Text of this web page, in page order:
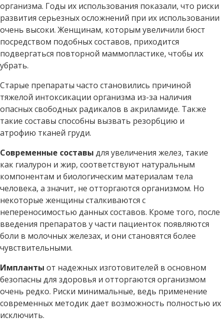
организма. Годы их использования показали, что риски
развития серьезных осложнений при их использовании
очень высоки. Женщинам, которым увеличили бюст
посредством подобных составов, приходится
подвергаться повторной маммопластике, чтобы их
убрать.
Старые препараты часто становились причиной
тяжелой интоксикации организма из-за наличия
опасных свободных радикалов в акриламиде. Также
такие составы способны вызвать резорбцию и
атрофию тканей груди.
Современные составы для увеличения желез, такие
как гиалурон и жир, соответствуют натуральным
компонентам и биологическим материалам тела
человека, а значит, не отторгаются организмом. Но
некоторые женщины сталкиваются с
непереносимостью данных составов. Кроме того, после
введения препаратов у части пациенток появляются
боли в молочных железах, и они становятся более
чувствительными.
Импланты от надежных изготовителей в основном
безопасны для здоровья и отторгаются организмом
очень редко. Риски минимальные, ведь применение
современных методик дает возможность полностью их
исключить.